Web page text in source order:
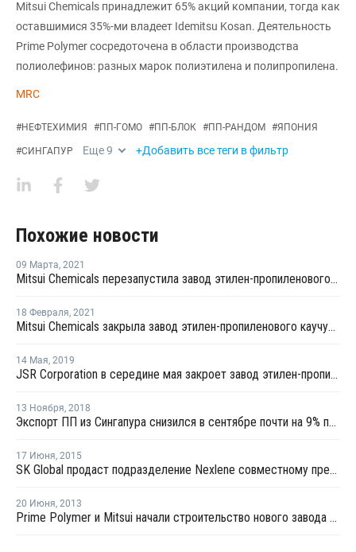
Mitsui Chemicals принадлежит 65% акций компании, тогда как
оставшимися 35%-ми владеет Idemitsu Kosan. Деятельность
Prime Polymer сосредоточена в области производства
полиолефинов: разных марок полиэтилена и полипропилена.
MRC
#НЕФТЕХИМИЯ #ПП-ГОМО #ПП-БЛОК #ПП-РАНДОМ #ЯПОНИЯ
#СИНГАПУР Еще9 +Добавить все теги в фильтр
Похожие новости
09 Марта, 2021
Mitsui Chemicals перезапустила завод этилен-пропиленового каучука в Тибе после землетрясения
18 Февраля, 2021
Mitsui Chemicals закрыла завод этилен-пропиленового каучука в Тибе после землетрясения
14 Мая, 2019
JSR Corporation в середине мая закроет завод этилен-пропиленового каучука в Касиме на плановый ремонт
13 Ноября, 2018
Экспорт ПП из Сингапура снизился в сентябре почти на 9% по отношению к августу
17 Июня, 2015
SK Global продаст подразделение Nexlene совместному предприятию с Sabic по производству ПЭ
20 Июня, 2013
Prime Polymer и Mitsui начали строительство нового завода по выпуску металлоценового ЛПНП в Сингапуре